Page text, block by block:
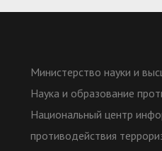
Министерство науки и
Наука и образование
Национальный центр
противодействия